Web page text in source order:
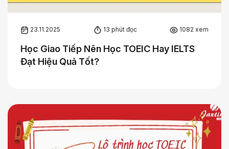
23.11.2025 13 phút đọc 1082 xem
Học Giao Tiếp Nên Học TOEIC Hay IELTS
Đạt Hiệu Quả Tốt?